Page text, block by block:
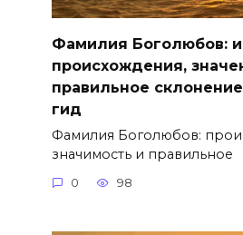
Фамилия Боголюбов:
происхождения,
правильное
гид
Фамилия Боголюбов:
значимость и правильное
0 98